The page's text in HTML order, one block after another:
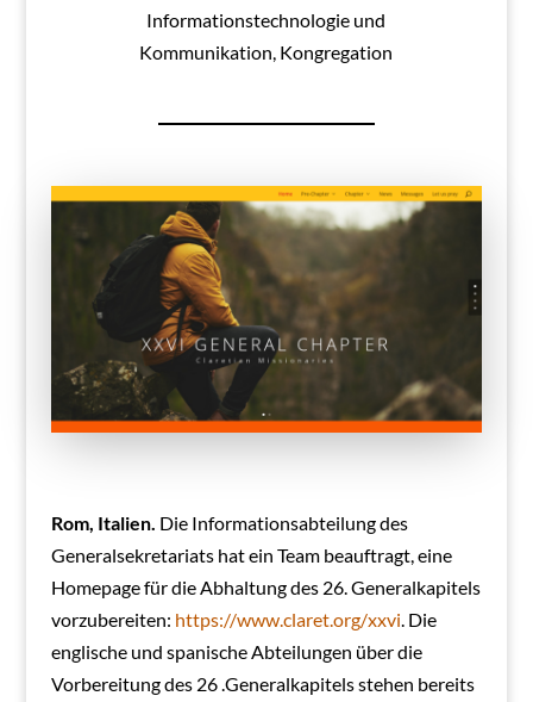
Informationstechnologie und
Kommunikation, Kongregation
Rom, Italien. Die Informationsabteilung des
Generalsekretariats hat ein Team beauftragt, eine
Homepage für die Abhaltung des 26. Generalkapitels
vorzubereiten: https://www.claret.org/xxvi. Die
englische und spanische Abteilungen über die
Vorbereitung des 26 .Generalkapitels stehen bereits